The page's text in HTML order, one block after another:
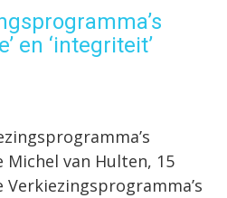
en ‘integriteit’
van Hulten, 15